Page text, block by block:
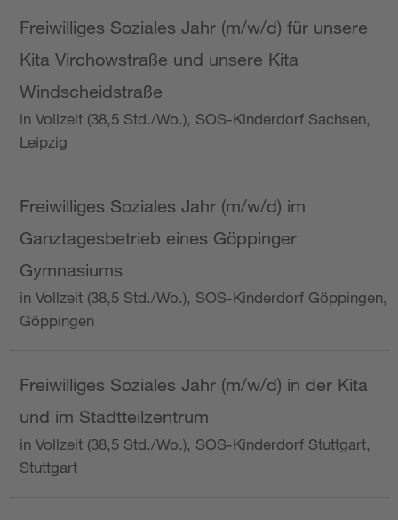
Freiwilliges Soziales Jahr (m/w/d) für unsere
Kita Virchowstraße und unsere Kita
Windscheidstraße
in Vollzeit (38,5 Std./Wo.), SOS-Kinderdorf Sachsen,
Leipzig
Freiwilliges Soziales Jahr (m/w/d) im
Ganztagesbetrieb eines Göppinger
Gymnasiums
in Vollzeit (38,5 Std./Wo.), SOS-Kinderdorf Göppingen,
Göppingen
Freiwilliges Soziales Jahr (m/w/d) in der Kita
und im Stadtteilzentrum
in Vollzeit (38,5 Std./Wo.), SOS-Kinderdorf Stuttgart,
Stuttgart